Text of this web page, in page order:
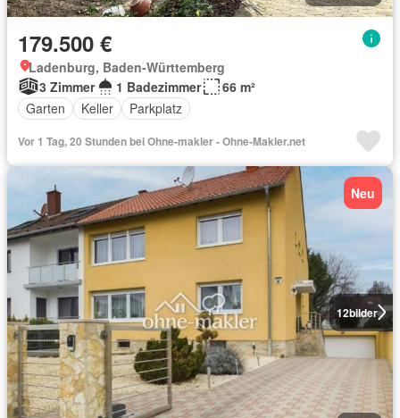
179.500 €
Ladenburg, Baden-Württemberg
3 Zimmer
1 Badezimmer
66 m²
Garten
Keller Parkplatz
Vor 1 Tag, 20 Stunden bei Ohne-makler - Ohne-Makler.net
12bilder
Neu